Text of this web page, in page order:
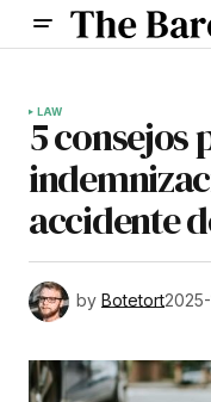
LAW
5 consejos
accidente
by Botetort2025-